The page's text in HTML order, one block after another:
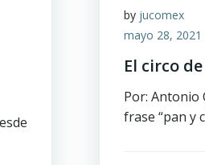
by jucomex
mayo 28, 2021
El circo
Por: Antonio
frase “pan y